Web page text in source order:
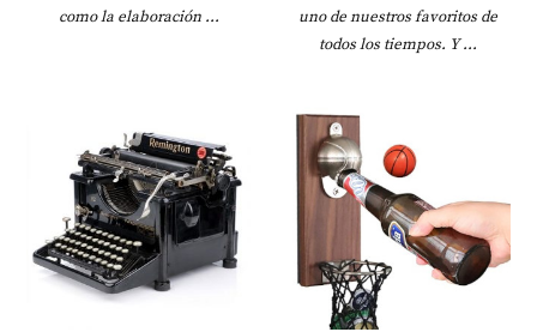
como la elaboración ...
uno de nuestros favoritos de
todos los tiempos. Y ...